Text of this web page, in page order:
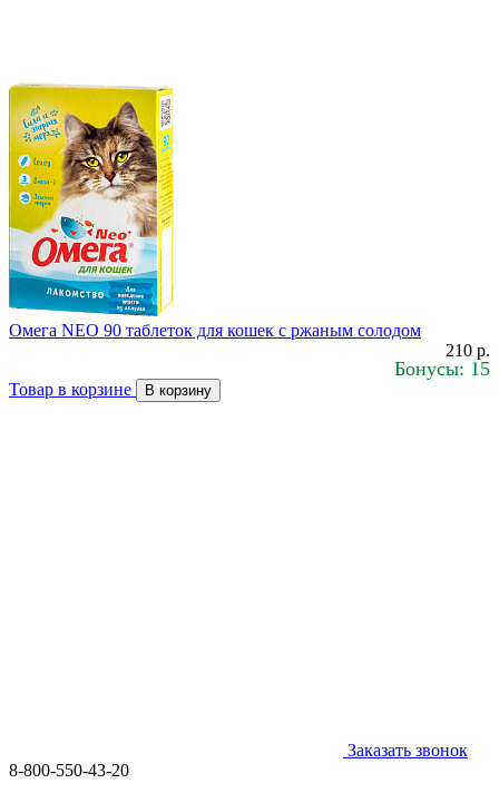
Омега NEO 90 таблеток для кошек с ржаным солодом
210 р.
Бонусы: 15
Товар в корзине В корзину
Заказать звонок
8-800-550-43-20